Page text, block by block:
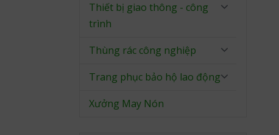
Thiết bị giao thông - công
trình
Thùng rác công nghiệp
Trang phục bảo hộ lao động
Xưởng May Nón